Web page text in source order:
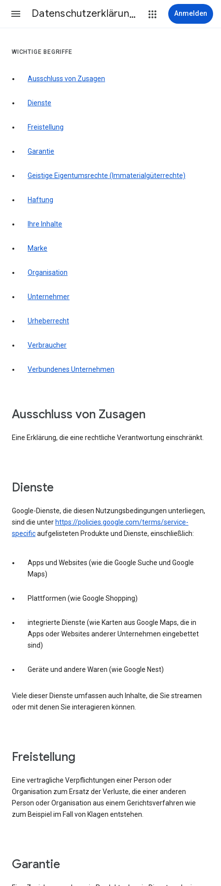
Datenschutzerklärung & Nutzungsbedingungen Anmelden
WICHTIGE BEGRIFFE
Ausschluss von Zusagen
Dienste
Freistellung
Garantie
Geistige Eigentumsrechte (Immaterialgüterrechte)
Haftung
Ihre Inhalte
Marke
Organisation
Unternehmer
Urheberrecht
Verbraucher
Verbundenes Unternehmen
Ausschluss von Zusagen
Eine Erklärung, die eine rechtliche Verantwortung einschränkt.
Dienste
Google-Dienste, die diesen Nutzungsbedingungen unterliegen,
sind die unter https://policies.google.com/terms/service-
specificaufgelisteten Produkte und Dienste, einschließlich:
Apps und Websites (wie die Google Suche und Google
Maps)
Plattformen (wie Google Shopping)
integrierte Dienste (wie Karten aus Google Maps, die in
Apps oder Websites anderer Unternehmen eingebettet
sind)
Geräte und andere Waren (wie Google Nest)
Viele dieser Dienste umfassen auch Inhalte, die Sie streamen
oder mit denen Sie interagieren können.
Freistellung
Eine vertragliche Verpflichtungen einer Person oder
Organisation zum Ersatz der Verluste, die einer anderen
Person oder Organisation aus einem Gerichtsverfahren wie
zum Beispiel im Fall von Klagen entstehen.
Garantie